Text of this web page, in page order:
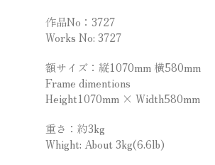
作品No：3727
Works No: 3727
額サイズ：縦1070mm 横580mm
Frame dimentions
Height1070mm × Width580mm
重さ：約3kg
Whight: About 3kg(6.6lb)